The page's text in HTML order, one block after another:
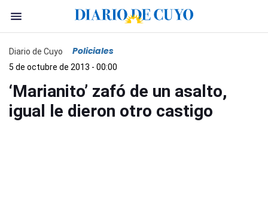
Diario de Cuyo Policiales
5 de octubre de 2013 - 00:00
‘Marianito’ zafó de un asalto,
igual le dieron otro castigo